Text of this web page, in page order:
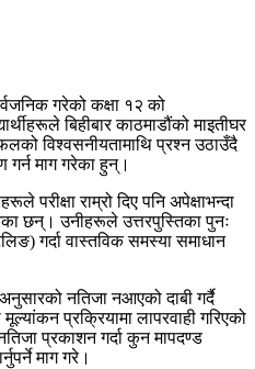
गरेको कक्षा १२ को
बिहीबार काठमाडौंको माइतीघर
विश्वसनीयतामाथि प्रश्न उठाउँदै
गर्न माग गरेका हुन्।
परीक्षा राम्रो दिए पनि अपेक्षाभन्दा
छन्। उनीहरूले उत्तरपुस्तिका पुनः
गर्दा वास्तविक समस्या समाधान
नतिजा नआएको दाबी गर्दै
मूल्यांकन प्रक्रियामा लापरवाही गरिएको
प्रकाशन गर्दा कुन मापदण्ड
माग गरे।